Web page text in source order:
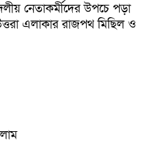
নেতাকর্মীদের উপচে পড়া
এলাকার রাজপথ মিছিল ও